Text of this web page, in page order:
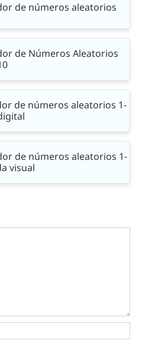
de números aleatorios
de Números Aleatorios
de números aleatorios 1-
de números aleatorios 1-
visual